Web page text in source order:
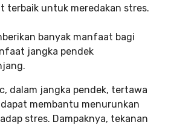
terbaik untuk meredakan stres.
banyak manfaat bagi
jangka pendek
dalam jangka pendek, tertawa
dapat membantu menurunkan
stres. Dampaknya, tekanan